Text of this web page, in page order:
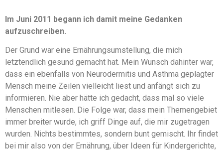
Im Juni 2011 begann ich damit meine Gedanken
aufzuschreiben.
Der Grund war eine Ernährungsumstellung, die mich
letztendlich gesund gemacht hat. Mein Wunsch dahinter war,
dass ein ebenfalls von Neurodermitis und Asthma geplagter
Mensch meine Zeilen vielleicht liest und anfängt sich zu
informieren. Nie aber hätte ich gedacht, dass mal so viele
Menschen mitlesen. Die Folge war, dass mein Themengebiet
immer breiter wurde, ich griff Dinge auf, die mir zugetragen
wurden. Nichts bestimmtes, sondern bunt gemischt. Ihr findet
bei mir also von der Ernährung, über Ideen für Kindergerichte,